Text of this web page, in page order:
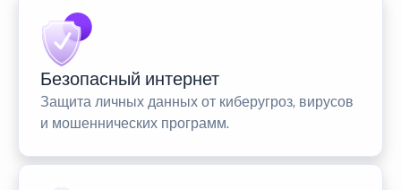
Безопасный интернет
Защита личных данных от киберугроз, вирусов
и мошеннических программ.